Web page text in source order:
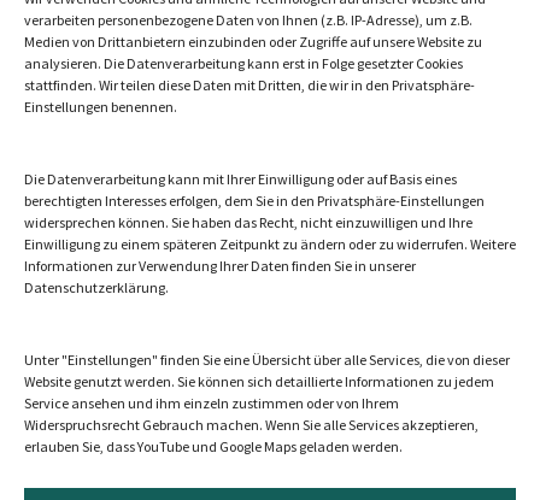
verarbeiten personenbezogene Daten von Ihnen (z.B. IP-Adresse), um z.B.
Medien von Drittanbietern einzubinden oder Zugriffe auf unsere Website zu
analysieren. Die Datenverarbeitung kann erst in Folge gesetzter Cookies
stattfinden. Wir teilen diese Daten mit Dritten, die wir in den Privatsphäre-
Einstellungen benennen.
Die Datenverarbeitung kann mit Ihrer Einwilligung oder auf Basis eines
berechtigten Interesses erfolgen, dem Sie in den Privatsphäre-Einstellungen
widersprechen können. Sie haben das Recht, nicht einzuwilligen und Ihre
Einwilligung zu einem späteren Zeitpunkt zu ändern oder zu widerrufen. Weitere
Informationen zur Verwendung Ihrer Daten finden Sie in unserer
Datenschutzerklärung.
Unter "Einstellungen" finden Sie eine Übersicht über alle Services, die von dieser
Website genutzt werden. Sie können sich detaillierte Informationen zu jedem
Service ansehen und ihm einzeln zustimmen oder von Ihrem
Widerspruchsrecht Gebrauch machen. Wenn Sie alle Services akzeptieren,
erlauben Sie, dass YouTube und Google Maps geladen werden.
Let’s talk
Die beste Website ersetzt kein persönliches
Kontakt
Gefördert von